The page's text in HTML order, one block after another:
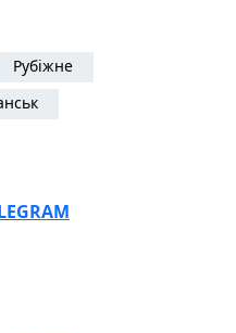
Рубіжне